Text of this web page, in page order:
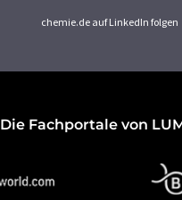
chemie.de auf LinkedIn folgen
Die Fachportale von